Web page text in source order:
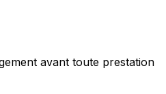
avant toute prestation